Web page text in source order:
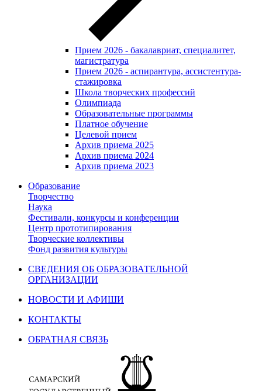
Прием 2026 - бакалавриат, специалитет,
магистратура
Прием 2026 - аспирантура, ассистентура-
стажировка
Школа творческих профессий
Олимпиада
Образовательные программы
Платное обучение
Целевой прием
Архив приема 2025
Архив приема 2024
Архив приема 2023
Образование
Творчество
Наука
Фестивали, конкурсы и конференции
Центр прототипирования
Творческие коллективы
Фонд развития культуры
СВЕДЕНИЯ ОБ ОБРАЗОВАТЕЛЬНОЙ
ОРГАНИЗАЦИИ
НОВОСТИ И АФИШИ
КОНТАКТЫ
ОБРАТНАЯ СВЯЗЬ